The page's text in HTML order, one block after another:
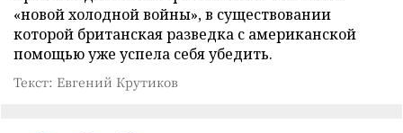
«новой холодной войны», в существовании
которой британская разведка с американской
помощью уже успела себя убедить.
Текст: Евгений Крутиков